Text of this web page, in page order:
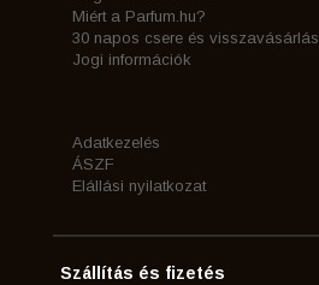
Miért a Parfum.hu?
30 napos csere és visszavásárlás
Jogi információk
Adatkezelés
ÁSZF
Elállási nyilatkozat
Szállítás és fizetés